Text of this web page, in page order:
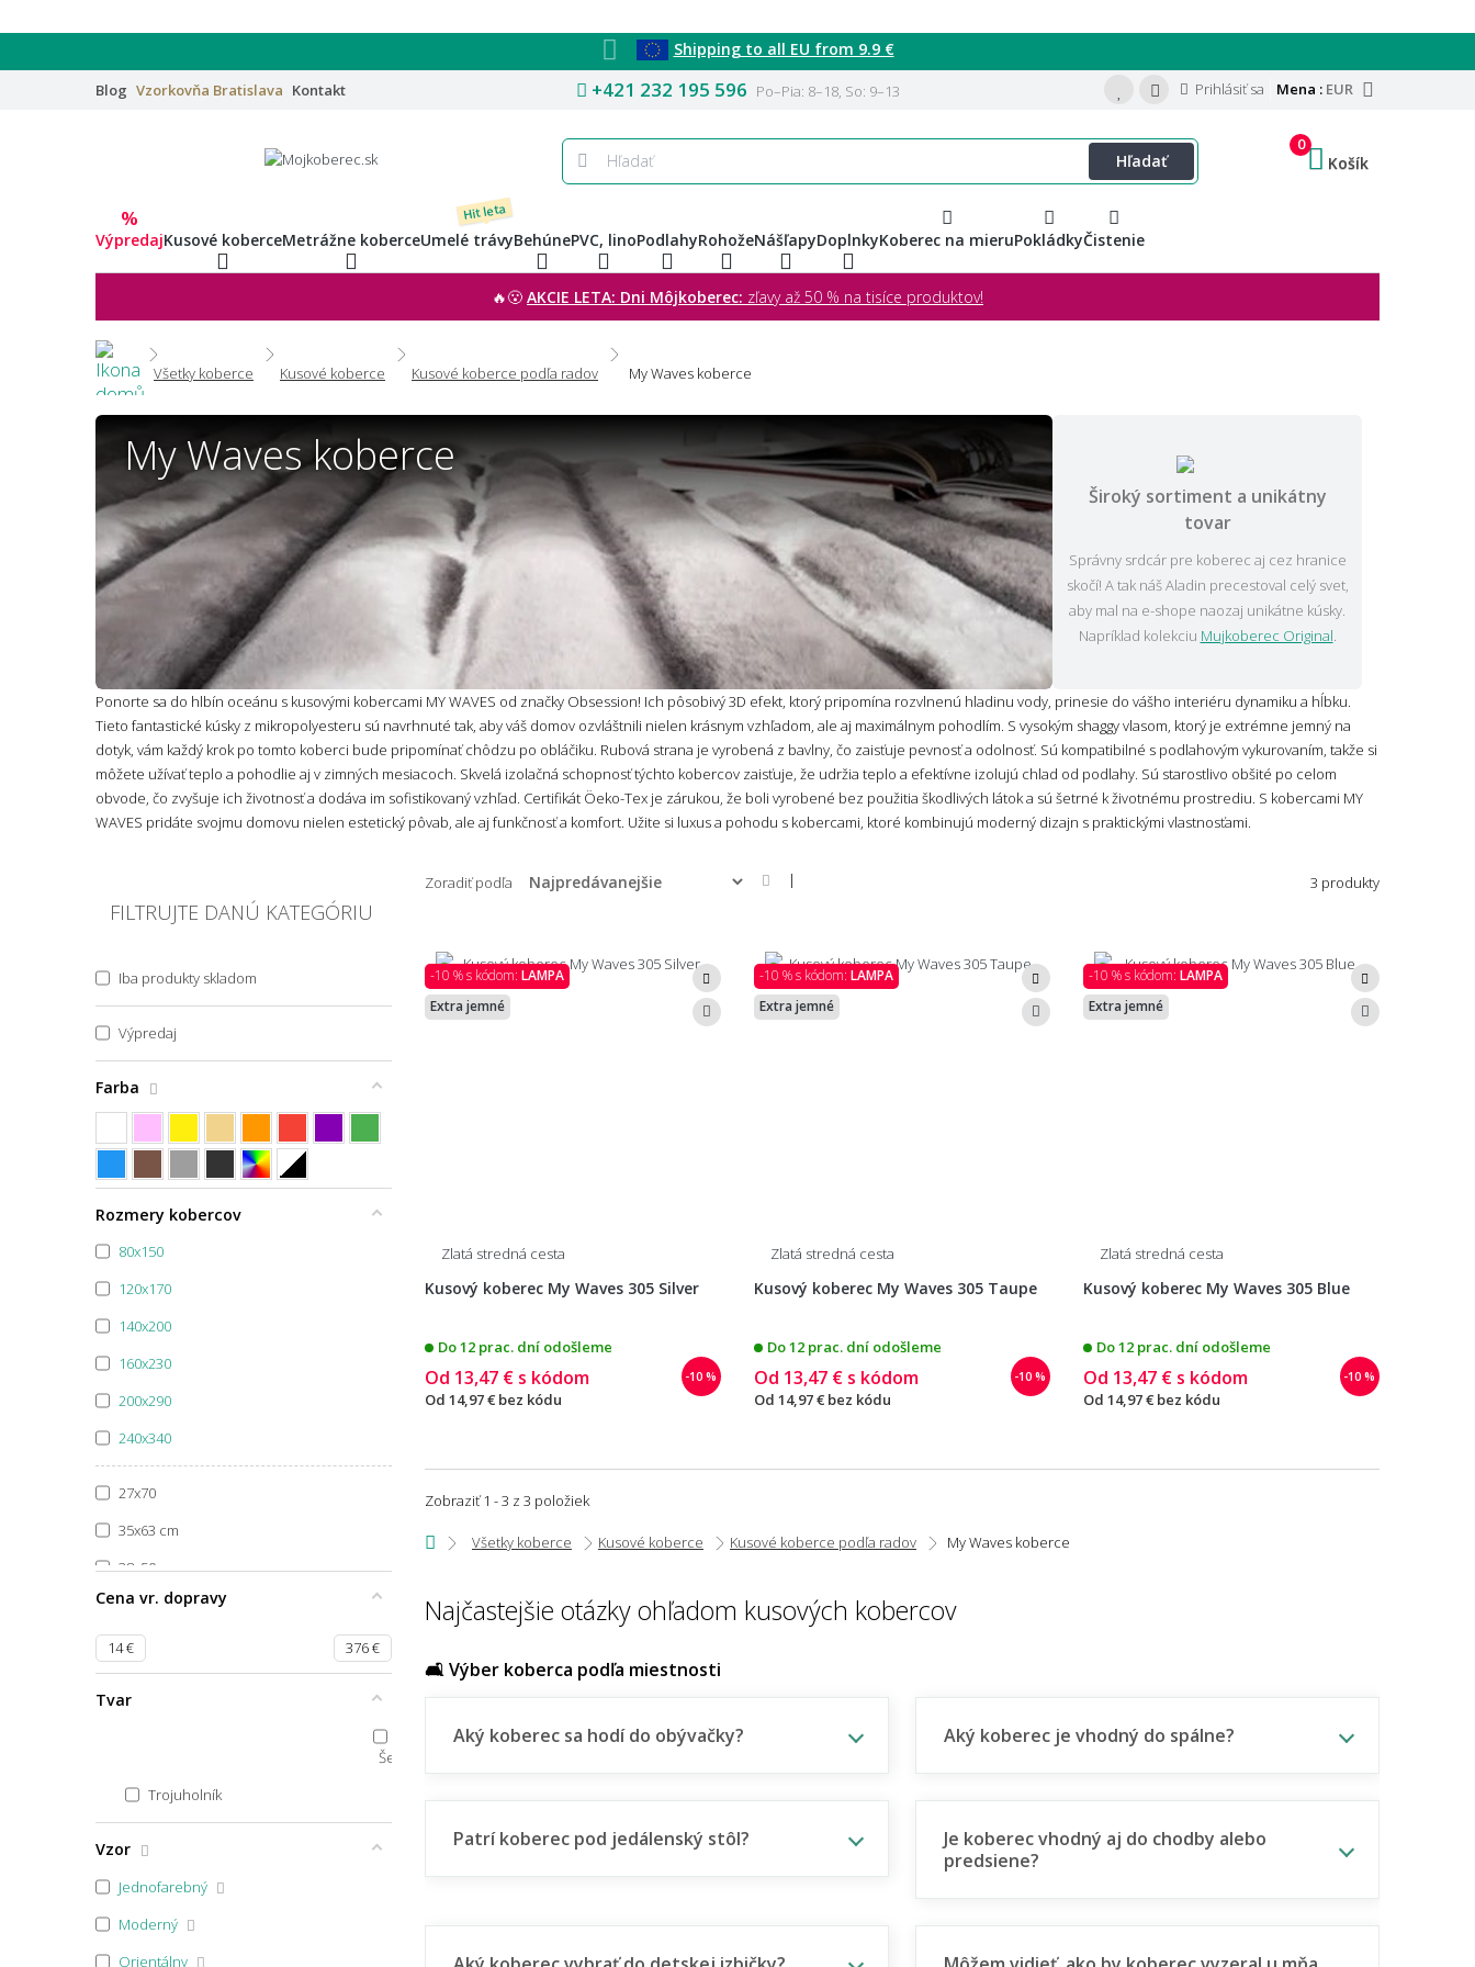
Shipping to all EU from 9.9 €
Blog Vzorkovňa Bratislava Kontakt +421 232 195 596 Po–Pia: 8–18, So: 9–13 Mena : EUR
Prihlásiť sa
Hľadať
0
Košík
%
VýpredajKusové koberceMetrážne koberce
Hit leta
Umelé trávyBehúnePVC, linoPodlahyRohožeNášľapyDoplnkyKoberec na mieruPokládkyČistenie
🔥😮 AKCIE LETA: Dni Môjkoberec: zľavy až 50 % na tisíce produktov!
Všetky koberce Kusové koberce Kusové koberce podľa radov My Waves koberce
My Waves koberce
Široký sortiment a unikátny
tovar
Správny srdcár pre koberec aj cez hranice
skočí! A tak náš Aladin precestoval celý svet,
aby mal na e-shope naozaj unikátne kúsky.
Napríklad kolekciu Mujkoberec Original
Ponorte sa do hlbín oceánu s kusovými kobercami MY WAVES od značky Obsession! Ich pôsobivý 3D efekt, ktorý pripomína rozvlnenú hladinu vody, prinesie do vášho interiéru dynamiku a hĺbku.
Tieto fantastické kúsky z mikropolyesteru sú navrhnuté tak, aby váš domov ozvláštnili nielen krásnym vzhľadom, ale aj maximálnym pohodlím. S vysokým shaggy vlasom, ktorý je extrémne jemný na
dotyk, vám každý krok po tomto koberci bude pripomínať chôdzu po obláčiku. Rubová strana je vyrobená z bavlny, čo zaisťuje pevnosť a odolnosť. Sú kompatibilné s podlahovým vykurovaním, takže si
môžete užívať teplo a pohodlie aj v zimných mesiacoch. Skvelá izolačná schopnosť týchto kobercov zaisťuje, že udržia teplo a efektívne izolujú chlad od podlahy. Sú starostlivo obšité po celom
obvode, čo zvyšuje ich životnosť a dodáva im sofistikovaný vzhľad. Certifikát Öeko-Tex je zárukou, že boli vyrobené bez použitia škodlivých látok a sú šetrné k životnému prostrediu. S kobercami MY
WAVES pridáte svojmu domovu nielen estetický pôvab, ale aj funkčnosť a komfort. Užite si luxus a pohodu s kobercami, ktoré kombinujú moderný dizajn s praktickými vlastnosťami.
FILTRUJTE DANÚ KATEGÓRIU
Iba produkty skladom
Výpredaj
Farba
Špecifikácia farby
Rozmery kobercov
27x70
35x63 cm
38x50 cm
39x58
39x80
40x40
40x60 půlkruh
40x60x1,7
80x150
120x170
140x200
160x230
200x290
240x340
Cena vr. dopravy
14€ 376€
Tvar
Šesťuholník
Trojuholník
Vzor
Jednofarebný
Moderný
Orientálny
Zoradiť podľa | 3 produkty
-10 % s kódom: LAMPA
Extra jemné
Zlatá stredná cesta
Kusový koberec My Waves 305 Silver
Do 12 prac. dní odošleme
-10 %
Od 13,47 € s kódom
Od 14,97 € bez kódu
-10 % s kódom: LAMPA
Extra jemné
Zlatá stredná cesta
Kusový koberec My Waves 305 Taupe
Do 12 prac. dní odošleme
-10 %
Od 13,47 € s kódom
Od 14,97 € bez kódu
-10 % s kódom: LAMPA
Extra jemné
Zlatá stredná cesta
Kusový koberec My Waves 305 Blue
Do 12 prac. dní odošleme
-10 %
Od 13,47 € s kódom
Od 14,97 € bez kódu
Zobraziť 1 - 3 z 3 položiek
Všetky koberce Kusové koberce Kusové koberce podľa radov My Waves koberce
Najčastejšie otázky ohľadom kusových kobercov
🛋️ Výber koberca podľa miestnosti
Aký koberec sa hodí do obývačky? Aký koberec je vhodný do spálne?
Patrí koberec pod jedálenský stôl?
Je koberec vhodný aj do chodby alebo
predsiene?